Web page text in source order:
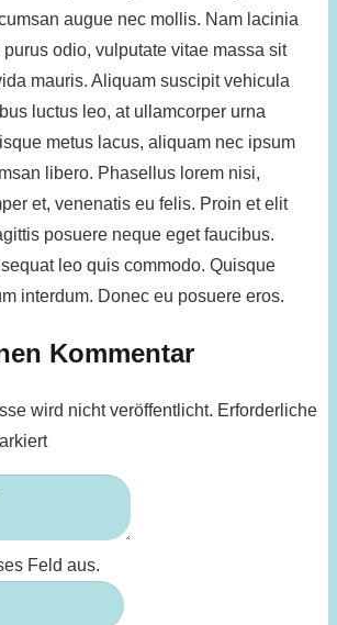
augue nec mollis. Nam lacinia
odio, vulputate vitae massa sit
mauris. Aliquam suscipit vehicula
luctus leo, at ullamcorper urna
metus lacus, aliquam nec ipsum
libero. Phasellus lorem nisi,
et, venenatis eu felis. Proin et elit
posuere neque eget faucibus.
leo quis commodo. Quisque
interdum. Donec eu posuere eros.
Kommentar
wird nicht veröffentlicht. Erforderliche
Feld aus.